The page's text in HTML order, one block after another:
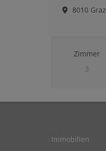
8010 Graz
Zimmer
3
Immobilien